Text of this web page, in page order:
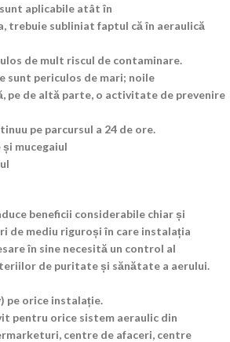
aplicabile atât în
trebuie subliniat faptul că în aeraulică
de mult riscul de contaminare.
sunt periculos de mari; noile
pe de altă parte, o activitate de prevenire
pe parcursul a 24 de ore.
mucegaiul
beneficii considerabile chiar și
de mediu riguroși în care instalația
în sine necesită un control al
de puritate și sănătate a aerului.
pe orice instalație.
pentru orice sistem aeraulic din
centre de afaceri, centre